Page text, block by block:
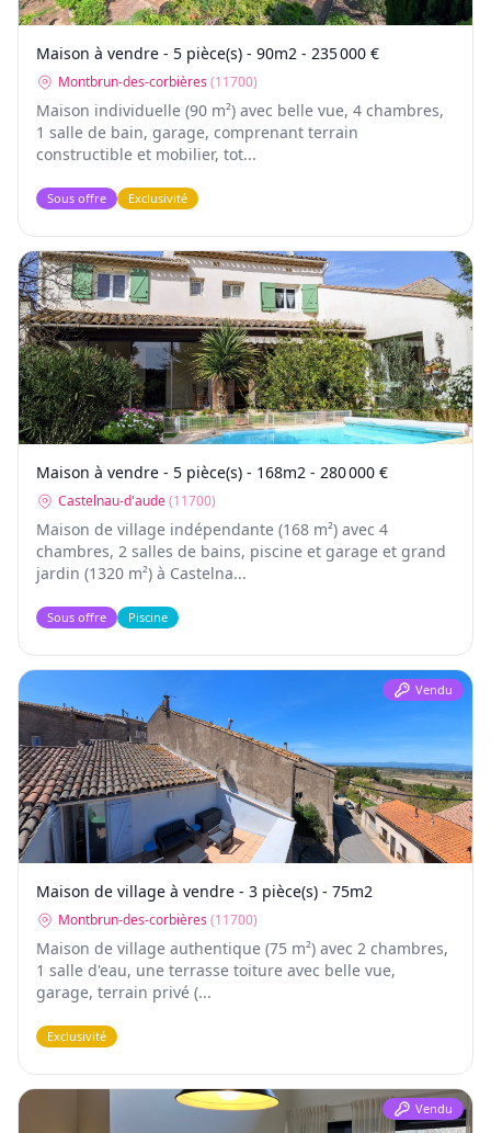
Maison à vendre - 5 pièce(s) - 90m2 - 235 000 €
Montbrun-des-corbières (11700)
Maison individuelle (90 m²) avec belle vue, 4 chambres,
1 salle de bain, garage, comprenant terrain
constructible et mobilier, tot...
Sous offre Exclusivité
Maison à vendre - 5 pièce(s) - 168m2 - 280 000 €
Castelnau-d'aude(11700)
Maison de village indépendante (168 m²) avec 4
chambres, 2 salles de bains, piscine et garage et grand
jardin (1320 m²) à Castelna...
Sous offre Piscine
Vendu
Maison de village à vendre - 3 pièce(s) - 75m2
Montbrun-des-corbières (11700)
Maison de village authentique (75 m²) avec 2 chambres,
1 salle d'eau, une terrasse toiture avec belle vue,
garage, terrain privé (...
Exclusivité
Vendu